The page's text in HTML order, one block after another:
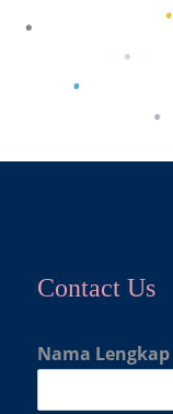
Contact Us
Nama Lengkap